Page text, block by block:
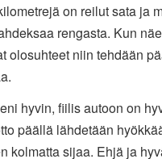
on reilut sata ja
rengasta. Kun
olosuhteet niin tehdään
hyvin, fiilis autoon on
päällä lähdetään
kolmattasijaa. Ehjä ja